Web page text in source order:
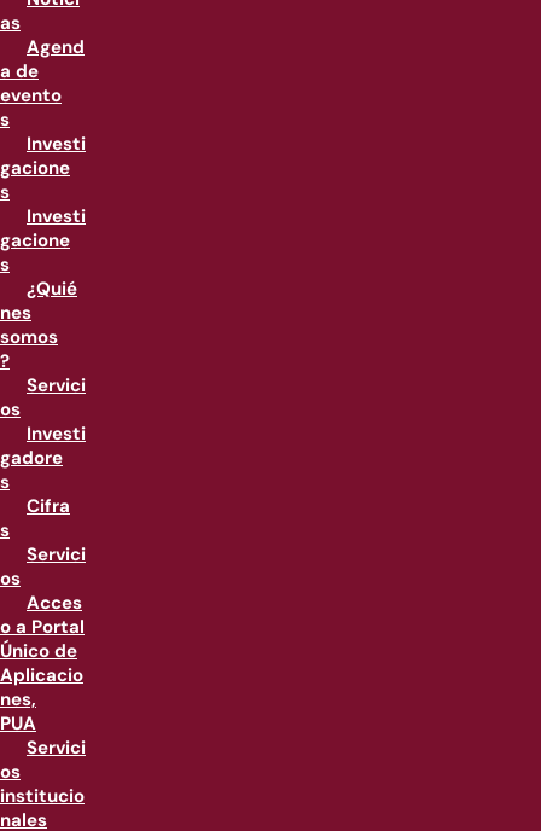
as
Agend
a de
evento
s
Investi
gacione
s
Investi
gacione
s
¿Quié
nes
somos
?
Servici
os
Investi
gadore
s
Cifra
s
Servici
os
Acces
o a Portal
Único de
Aplicacio
nes,
PUA
Servici
os
institucio
nales